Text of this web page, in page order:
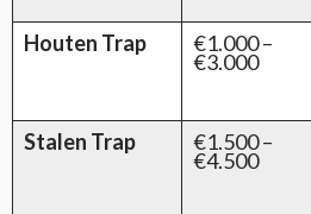
Houten Trap
€1.000 –
€3.000
Stalen Trap
€1.500 –
€4.500